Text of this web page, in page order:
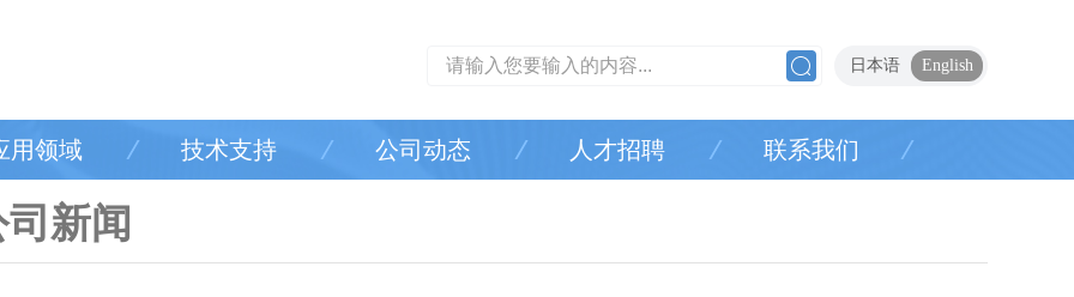
日本语 English
用领域 技术支持 公司动态 人才招聘 联系我们
新闻